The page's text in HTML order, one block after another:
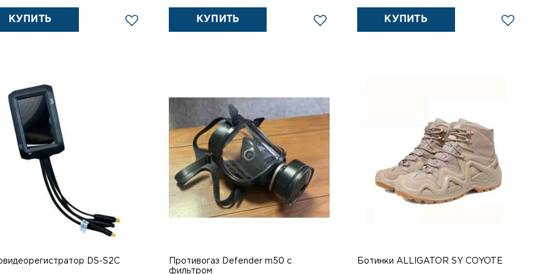
КУПИТЬ КУПИТЬ КУПИТЬ
DS-S2C
Противогаз Defender m50 с
фильтром
Ботинки ALLIGATOR SY COYOTE